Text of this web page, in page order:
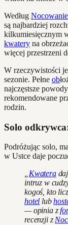
Według
są najbardziej
kilkumiesięcznym
kwatery na
więcej przestrzeni
W rzeczywistości
sezonie. Pełne ob
najczęstsze
rekomendowane
rodzin.
Solo
Podróżując solo,
w Ustce daje
„Kwatera
intruz w
kogoś, kto
hotel lub
— opinia z
recenzji z